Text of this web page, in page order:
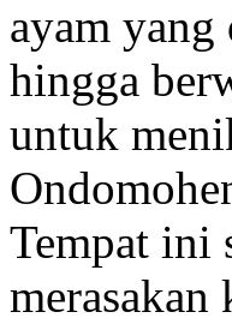
ayam yang
hingga
untuk
Tempat ini
merasakan